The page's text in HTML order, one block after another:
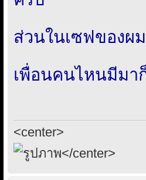
ส่วนในเซฟของผม
เพื่อนคนไหนมีมา
<center>
</center>